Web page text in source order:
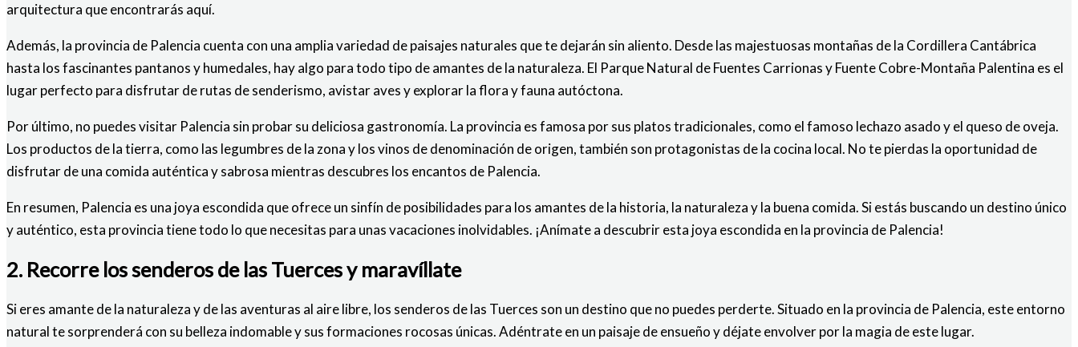
arquitectura que encontrarás aquí.
Además, la provincia de Palencia cuenta con una amplia variedad de paisajes naturales que te dejarán sin aliento. Desde las majestuosas montañas de la Cordillera Cantábrica
hasta los fascinantes pantanos y humedales, hay algo para todo tipo de amantes de la naturaleza. El Parque Natural de Fuentes Carrionas y Fuente Cobre-Montaña Palentina es el
lugar perfecto para disfrutar de rutas de senderismo, avistar aves y explorar la flora y fauna autóctona.
Por último, no puedes visitar Palencia sin probar su deliciosa gastronomía. La provincia es famosa por sus platos tradicionales, como el famoso lechazo asado y el queso de oveja.
Los productos de la tierra, como las legumbres de la zona y los vinos de denominación de origen, también son protagonistas de la cocina local. No te pierdas la oportunidad de
disfrutar de una comida auténtica y sabrosa mientras descubres los encantos de Palencia.
En resumen, Palencia es una joya escondida que ofrece un sinfín de posibilidades para los amantes de la historia, la naturaleza y la buena comida. Si estás buscando un destino único
y auténtico, esta provincia tiene todo lo que necesitas para unas vacaciones inolvidables. ¡Anímate a descubrir esta joya escondida en la provincia de Palencia!
2. Recorre los senderos de las Tuerces y maravíllate
Si eres amante de la naturaleza y de las aventuras al aire libre, los senderos de las Tuerces son un destino que no puedes perderte. Situado en la provincia de Palencia, este entorno
natural te sorprenderá con su belleza indomable y sus formaciones rocosas únicas. Adéntrate en un paisaje de ensueño y déjate envolver por la magia de este lugar.